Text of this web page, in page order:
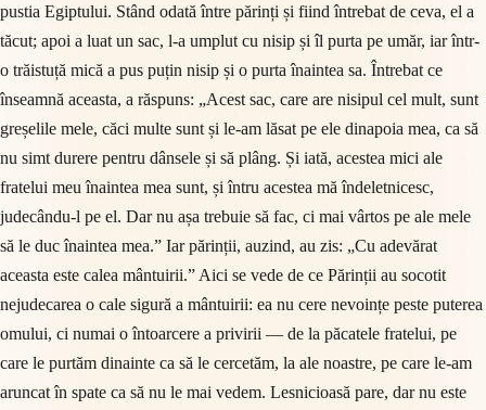
pustia Egiptului. Stând odată între părinți și fiind întrebat de ceva, el a
tăcut; apoi a luat un sac, l-a umplut cu nisip și îl purta pe umăr, iar într-
o trăistuță mică a pus puțin nisip și o purta înaintea sa. Întrebat ce
înseamnă aceasta, a răspuns: „Acest sac, care are nisipul cel mult, sunt
greșelile mele, căci multe sunt și le-am lăsat pe ele dinapoia mea, ca să
nu simt durere pentru dânsele și să plâng. Și iată, acestea mici ale
fratelui meu înaintea mea sunt, și întru acestea mă îndeletnicesc,
judecându-l pe el. Dar nu așa trebuie să fac, ci mai vârtos pe ale mele
să le duc înaintea mea.” Iar părinții, auzind, au zis: „Cu adevărat
aceasta este calea mântuirii.” Aici se vede de ce Părinții au socotit
nejudecarea o cale sigură a mântuirii: ea nu cere nevoințe peste puterea
omului, ci numai o întoarcere a privirii — de la păcatele fratelui, pe
care le purtăm dinainte ca să le cercetăm, la ale noastre, pe care le-am
aruncat în spate ca să nu le mai vedem. Lesnicioasă pare, dar nu este